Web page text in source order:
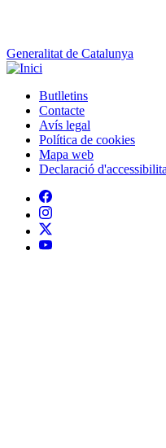
Generalitat de Catalunya
Peu
Butlletins
Contacte
Avís legal
Política de cookies
Mapa web
Declaració